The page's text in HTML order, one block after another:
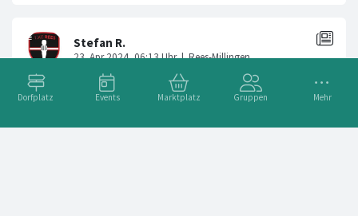
Dorfplatz Events Marktplatz Gruppen Mehr